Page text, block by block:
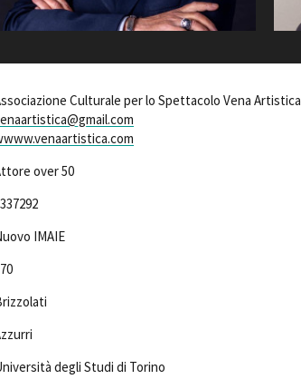
trasparente
ambientale
FCTP
Tv Development Fund
Film Fund
Culturale per lo Spettacolo Vena Artistica
over 50
IMAIE
degli Studi di Torino